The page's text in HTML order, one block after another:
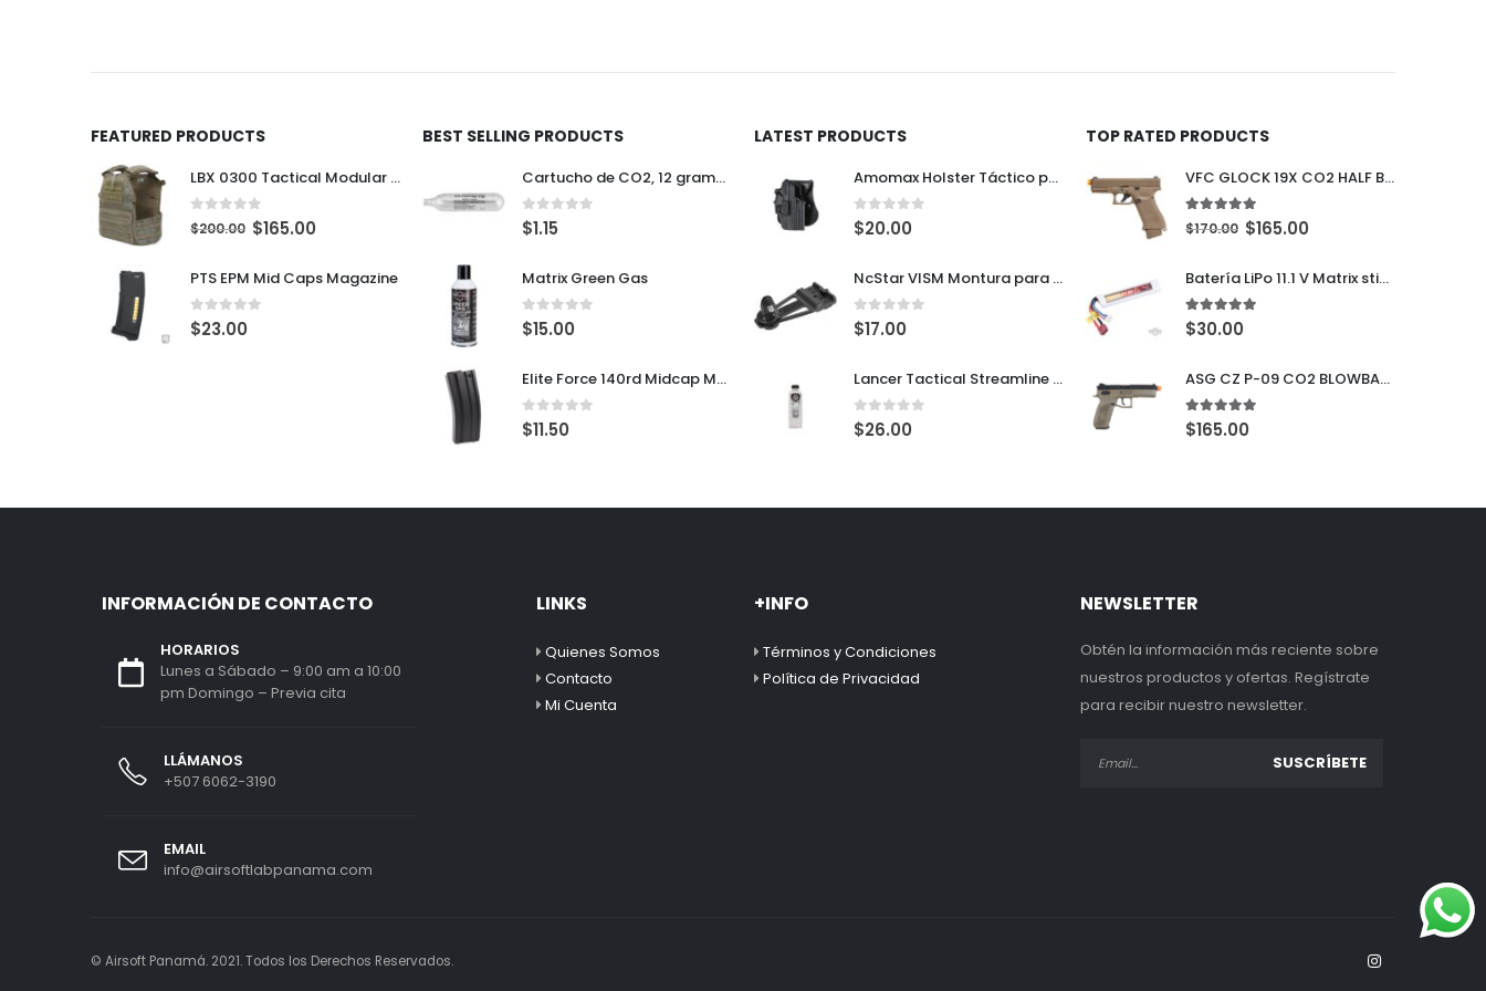
FEATURED PRODUCTS
LBX 0300 Tactical Modular Plate Carrier
0 out of 5
$200.00 $165.00
PTS EPM Mid Caps Magazine
0out of 5
$23.00
BEST SELLING PRODUCTS
Cartucho de CO2, 12 gramos
0out of 5
$1.15
Matrix Green Gas
0out of 5
$15.00
Elite Force 140rd Midcap Magazine para M4/M16 AEG Rifles
0out of 5
$11.50
LATEST PRODUCTS
Amomax Holster Táctico para Sig Sauer P365
0out of 5
$20.00
NcStar VISM Montura para Cámara de Acción KeyMod / M-LOK / Picatinny
0out of 5
$17.00
Lancer Tactical Streamline BBs 0.25g 5050 Rounds Blancas
0out of 5
$26.00
TOP RATED PRODUCTS
VFC GLOCK 19X CO2 HALF BLOWBACK
5.00out of 5
$170.00 $165.00
Batería LiPo 11.1 V Matrix stick de alto rendimiento (configuración: 1000 mAh/20C Deans)
5.00out of 5
$30.00
ASG CZ P-09 CO2 BLOWBACK
5.00out of 5
$165.00
INFORMACIÓN DE CONTACTO
HORARIOS
Lunes a Sábado – 9:00 am a 10:00
pm Domingo – Previa cita
LLÁMANOS
+507 6062-3190
EMAIL
info@airsoftlabpanama.com
LINKS
Quienes Somos
Contacto
Mi Cuenta
+INFO
Términos y Condiciones
Política de Privacidad
NEWSLETTER
Obtén la información más reciente sobre
nuestros productos y ofertas. Regístrate
para recibir nuestro newsletter.
© Airsoft Panamá. 2021. Todos los Derechos Reservados.